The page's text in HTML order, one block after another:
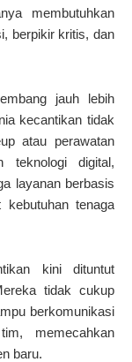
membutuhkan
berpikir kritis, dan
jauh lebih
kecantikan tidak
atau perawatan
teknologi digital,
layanan berbasis
kebutuhan tenaga
kini dituntut
tidak cukup
berkomunikasi
memecahkan
baru.